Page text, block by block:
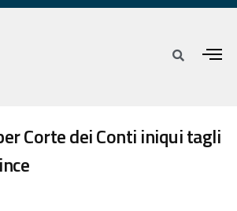
Corte dei Conti iniqui tagli